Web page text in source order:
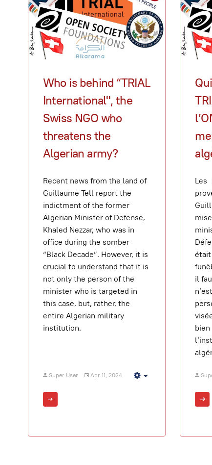
Who is behind “TRIAL
International", the
Swiss NGO who
threatens the
Algerian army?
Recent news from the land of
Guillaume Tell report the
indictment of the former
Algerian Minister of Defense,
Khaled Nezzar, who was in
office during the somber
“Black Decade”. However, it is
crucial to understand that it is
not only the person of the
minister who is targeted in
this case, but, rather, the
entire Algerian military
institution.
Super User Apr 11, 2024
il